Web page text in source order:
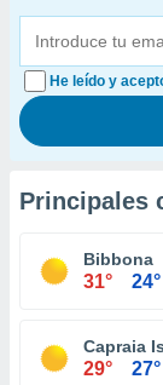
He leído y
Principales
Bibbona
31° 24°
Capraia
29° 27°